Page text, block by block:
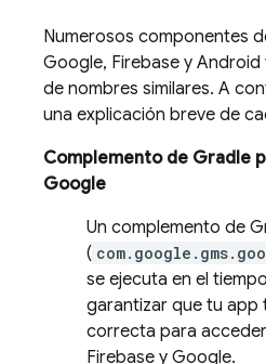
Numerosos componentes
Google, Firebase y
de nombres similares. A
una explicación breve de
Complemento de Gradle
Google
Un complemento de
(
se ejecuta en el
garantizar que tu app
correcta para
Firebase y Google.